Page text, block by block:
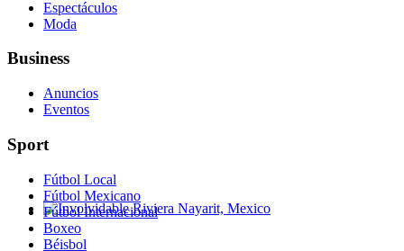
Involvidable Riviera Nayarit, Mexico
Espectáculos
Moda
Business
Anuncios
Eventos
Sport
Fútbol Local
Fútbol Mexicano
Fútbol Internacional
Boxeo
Béisbol